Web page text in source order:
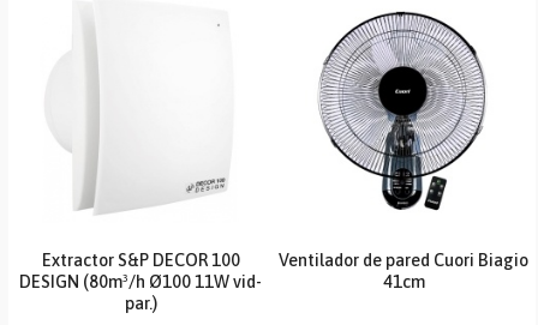
Extractor S&P DECOR 100
DESIGN (80m³/h Ø100 11W vid-
par.)
Ventilador de pared Cuori Biagio
41cm